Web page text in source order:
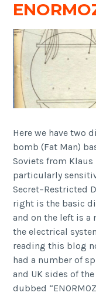
Here we have two
bomb (Fat Man)
Soviets from Klaus
particularly
Secret–Restricted
right is the basic
and on the left is a
the electrical
reading this blog
had a number of
and UK sides of
dubbed